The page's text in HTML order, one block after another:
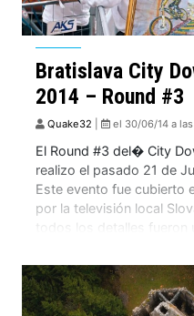
Bratislava City
2014 – Round #3
Quake32 el 30/06/14 a las
El Round #3 del� City
realizo el pasado 21 de
Este evento fue
por la televisión local
todos los detalles fueron